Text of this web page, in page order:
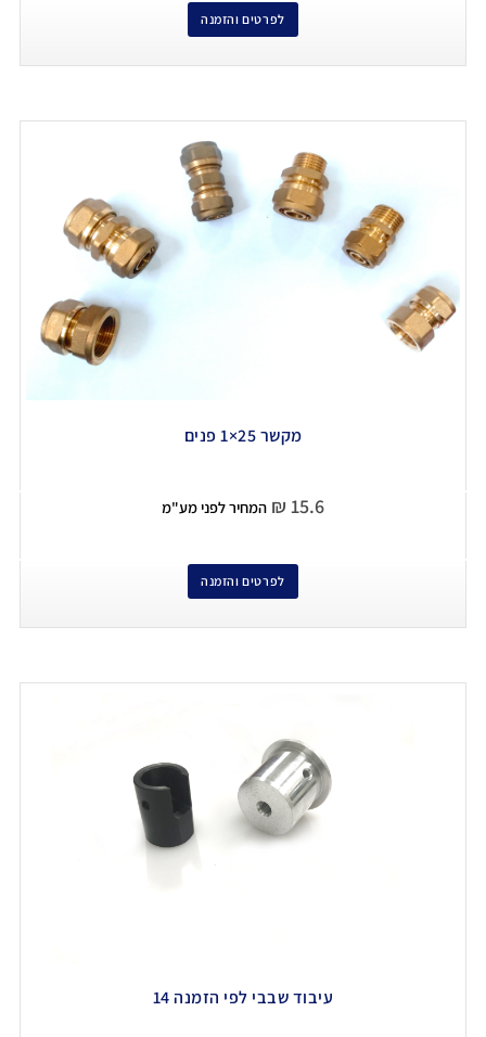
לפרטים והזמנה
מקשר 25×1 פנים
₪ 15.6 המחיר לפני מע"מ
לפרטים והזמנה
עיבוד שבבי לפי הזמנה 14